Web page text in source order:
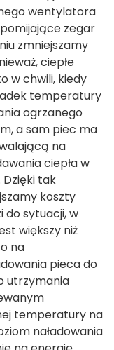
wentylatora
zegar
zmniejszamy
ciepłe
w chwili, kiedy
temperatury
ogrzanego
a sam piec ma
na
ciepła w
Dzięki tak
koszty
do sytuacji, w
większy niż
na
pieca do
utrzymania
temperatury na
naładowania